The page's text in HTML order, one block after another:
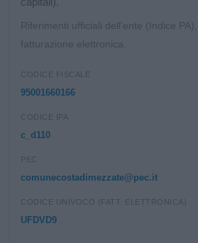
Riferimenti ufficiali dell'ente (Indice
fatturazione elettronica.
CODICE FISCALE
95001660166
CODICE IPA
c_d110
PEC
comunecostadimezzate@pec.it
CODICE UNIVOCO (FATT. ELETTRONICA)
UFDVD9